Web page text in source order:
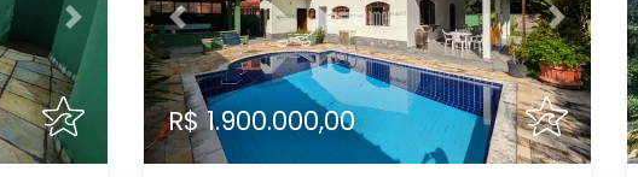
Next Previous Next
R$ 1.900.000,00